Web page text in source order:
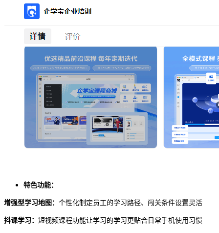
特色功能：
增强型学习地图： 个性化制定员工的学习路径、闯关条件设置灵活
抖课学习： 短视频课程功能让学习的学习更贴合日常手机使用习惯